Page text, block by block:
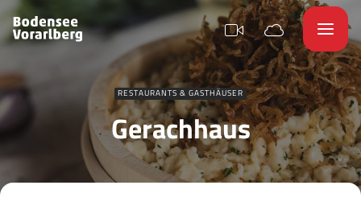
RESTAURANTS & GASTHÄUSER
Gerachhaus